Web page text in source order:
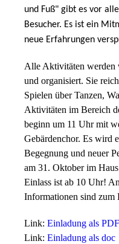
und Fuß" gibt es vor
Besucher. Es ist ein
neue Erfahrungen
Alle Aktivitäten werden
und organisiert. Sie
Spielen über Tanzen,
Aktivitäten im Bereich
beginn um 11 Uhr mit
Gebärdenchor. Es wird
Begegnung und neuer
am 31. Oktober im
Einlass ist ab 10 Uhr!
Informationen sind zum
Link: Einladung als PDF
Link: Einladung als doc